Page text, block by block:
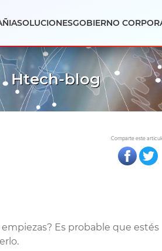
SOLUCIONESGOBIERNO
Htech-blog
Comparte este
Es probable que estés